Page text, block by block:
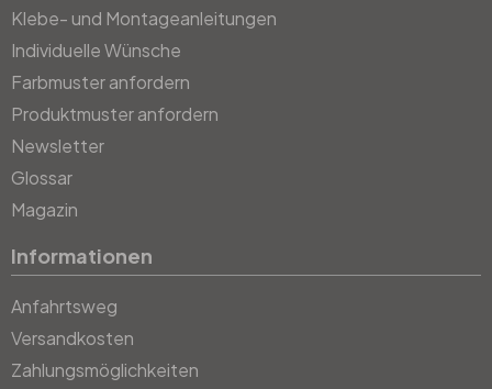
Klebe- und Montageanleitungen
Individuelle Wünsche
Farbmuster anfordern
Produktmuster anfordern
Newsletter
Glossar
Magazin
Informationen
Anfahrtsweg
Versandkosten
Zahlungsmöglichkeiten